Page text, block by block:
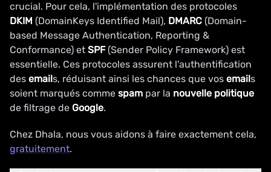
crucial. Pour cela, l'implémentation des protocoles
DKIM (DomainKeys Identified Mail), DMARC (Domain-
based Message Authentication, Reporting &
Conformance) et SPF(Sender Policy Framework) est
essentielle. Ces protocoles assurent l'authentification
des emails, réduisant ainsi les chances que vos emails
soient marqués comme spam par la nouvelle politique
de filtrage de Google.
Chez Dhala, nous vous aidons à faire exactement cela,
gratuitement.